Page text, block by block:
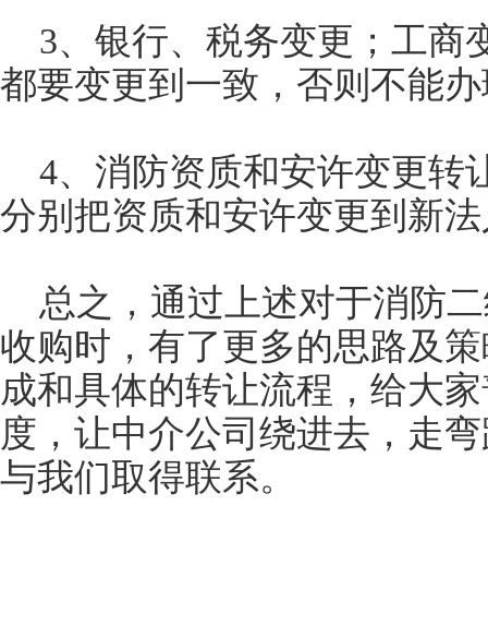
3、银行、税务变更；工商
都要变更到一致，否则不能
4、消防资质和安许变更转
分别把资质和安许变更到新
总之，通过上述对于消防
收购时，有了更多的思路及
成和具体的转让流程，给大
度，让中介公司绕进去，走
与我们取得联系。